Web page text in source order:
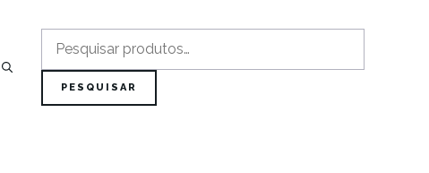
por:
PESQUISAR